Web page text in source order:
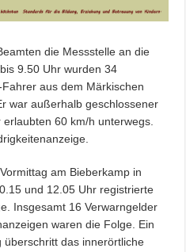
die Messstelle an die
9.50 Uhr wurden 34
aus dem Märkischen
war außerhalb geschlossener
60 km/h unterwegs.
am Bieberkamp in
und 12.05 Uhr registrierte
Insgesamt 16 Verwarngelder
waren die Folge. Ein
überschritt das innerörtliche